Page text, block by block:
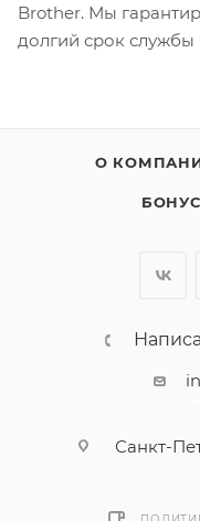
Brother. Мы
долгий срок
О
Санкт-